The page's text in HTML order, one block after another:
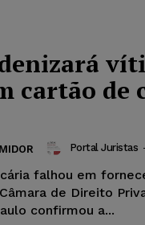
cartão de
Portal Juristas
falhou em
de Direito
confirmou a...